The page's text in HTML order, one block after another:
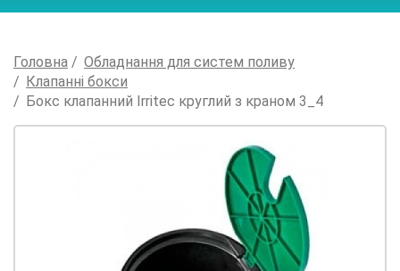
Головна
Обладнання для систем поливу
Клапанні бокси
Бокс клапанний Irritec круглий з краном 3_4